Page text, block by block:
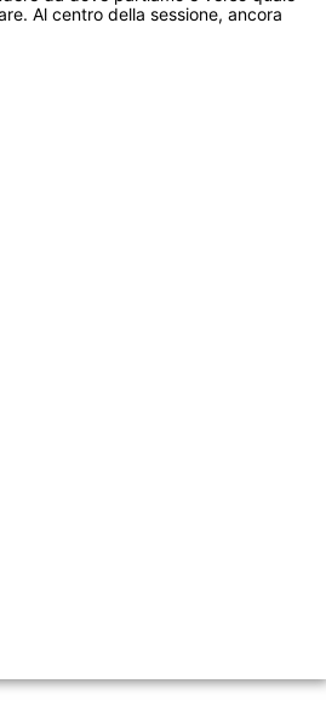
Al centro della sessione, ancora